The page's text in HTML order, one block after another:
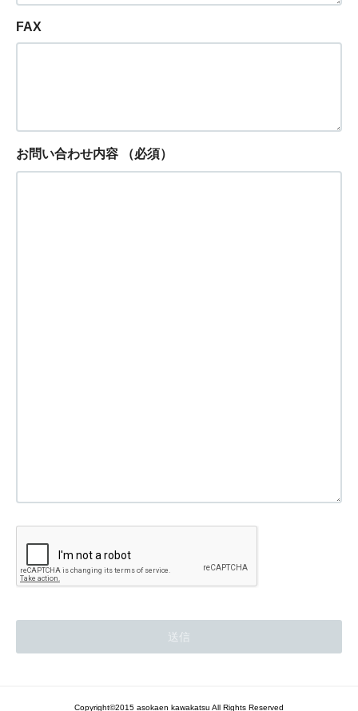
FAX
お問い合わせ内容 （必須）
Copyright©2015 asokaen kawakatsu All Rights Reserved